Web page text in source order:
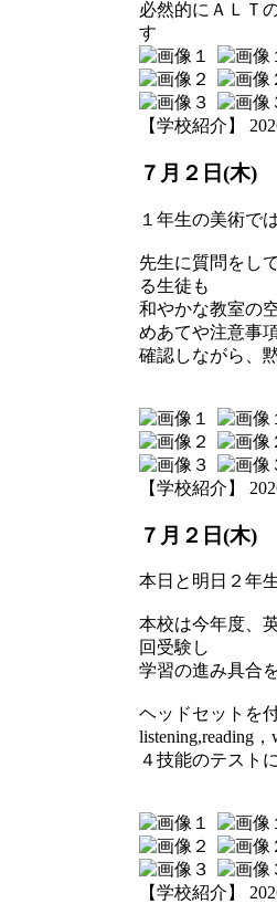
必然的にＡＬＴ
す
【学校紹介】
７月２日(木)
１年生の美術で
先生に質問をし
る生徒も
和やかな教室の
めあてや注意事
確認しながら、
【学校紹介】
７月２日(木)
本日と明日２年
本校は今年度、
回受験し
学習の進み具合
ヘッドセットを
listening,reading
４技能のテスト
【学校紹介】